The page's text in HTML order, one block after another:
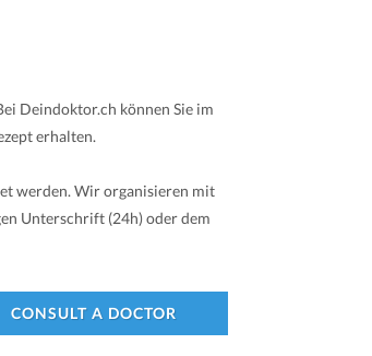
Deindoktor.ch können Sie im
erhalten.
werden. Wir organisieren mit
Unterschrift (24h) oder dem
CONSULT A DOCTOR